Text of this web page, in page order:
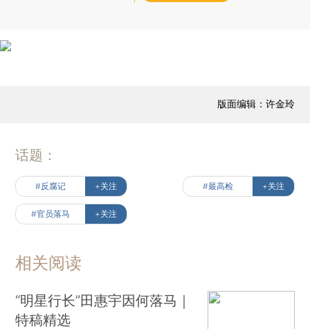
版面编辑：许金玲
话题：
#反腐记 +关注 #最高检 +关注
#官员落马 +关注
相关阅读
“明星行长”田惠宇因何落马｜
特稿精选